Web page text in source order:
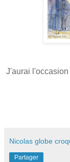
J'aurai
Nicolas globe
Partager